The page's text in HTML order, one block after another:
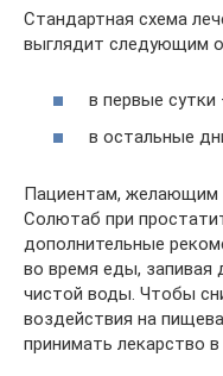
Стандартная схема
выглядит следующим
в первые сутки
в остальные
Пациентам, желающим
Солютаб при
дополнительные
во время еды,
чистой воды. Чтобы
воздействия на
принимать лекарство